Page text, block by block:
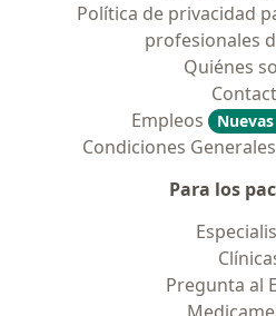
Política de privacidad
profesionales
Quiénes
Empleos
Condiciones
Para los
Pregunta al